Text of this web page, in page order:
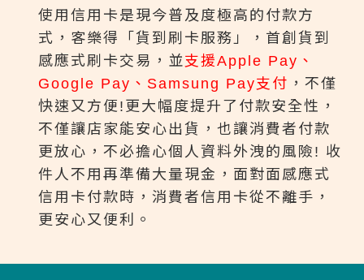
使用信用卡是現今普及度極高的付款方
式，客樂得「貨到刷卡服務」，首創貨到
感應式刷卡交易，並支援Apple Pay、
Google Pay、Samsung Pay支付 ，不僅
快速又方便!更大幅度提升了付款安全性，
不僅讓店家能安心出貨，也讓消費者付款
更放心，不必擔心個人資料外洩的風險! 收
件人不用再準備大量現金，面對面感應式
信用卡付款時，消費者信用卡從不離手，
更安心又便利。